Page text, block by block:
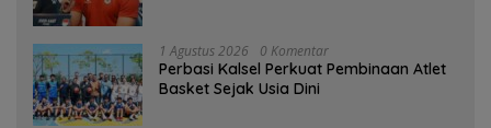
1 Agustus 2026 0 Komentar
Perbasi Kalsel Perkuat Pembinaan Atlet
Basket Sejak Usia Dini